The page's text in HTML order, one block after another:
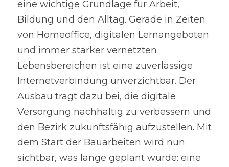
eine wichtige Grundlage für Arbeit,
Bildung und den Alltag. Gerade in Zeiten
von Homeoffice, digitalen Lernangeboten
und immer stärker vernetzten
Lebensbereichen ist eine zuverlässige
Internetverbindung unverzichtbar. Der
Ausbau trägt dazu bei, die digitale
Versorgung nachhaltig zu verbessern und
den Bezirk zukunftsfähig aufzustellen. Mit
dem Start der Bauarbeiten wird nun
sichtbar, was lange geplant wurde: eine